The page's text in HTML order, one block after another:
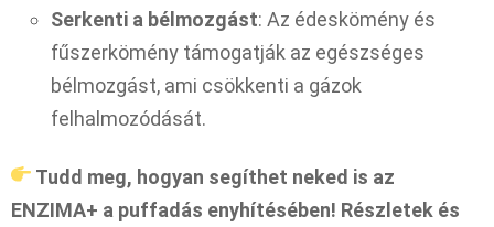
Serkenti a bélmozgást: Az édeskömény és
fűszerkömény támogatják az egészséges
bélmozgást, ami csökkenti a gázok
felhalmozódását.
Tudd meg, hogyan segíthet neked is az
ENZIMA+ a puffadás enyhítésében! Részletek és